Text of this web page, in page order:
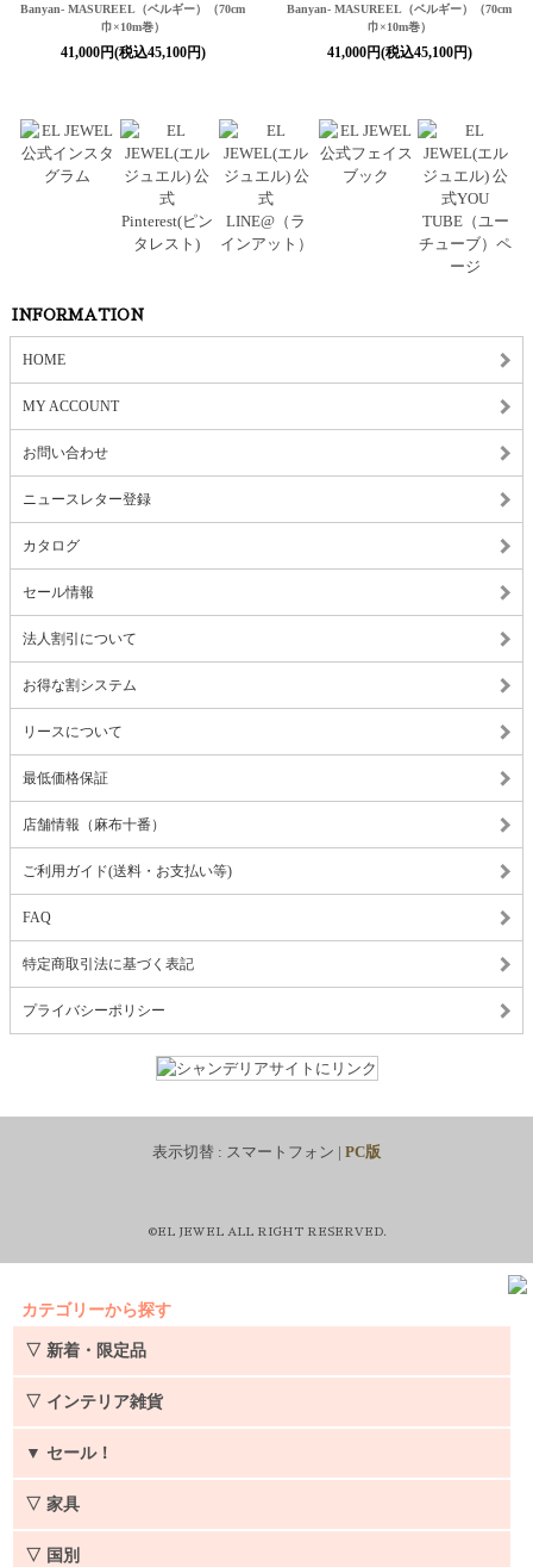
Banyan- MASUREEL（ベルギー）（70cm
巾×10m巻）
41,000円(税込45,100円)
Banyan- MASUREEL（ベルギー）（70cm
巾×10m巻）
41,000円(税込45,100円)
INFORMATION
HOME
MY ACCOUNT
お問い合わせ
ニュースレター登録
カタログ
セール情報
法人割引について
お得な割システム
リースについて
最低価格保証
店舗情報（麻布十番）
ご利用ガイド(送料・お支払い等)
FAQ
特定商取引法に基づく表記
プライバシーポリシー
表示切替 : スマートフォン | PC版
©EL JEWEL ALL RIGHT RESERVED.
カテゴリーから探す
▽ 新着・限定品
▽ インテリア雑貨
▼ セール！
▽ 家具
▽ 国別